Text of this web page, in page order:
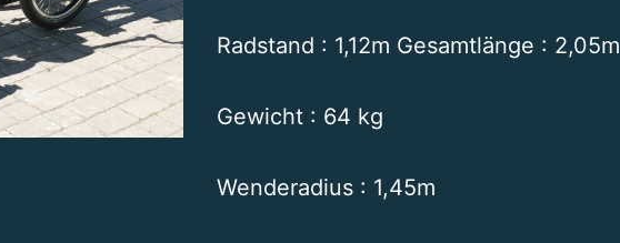
Radstand : 1,12m Gesamtlänge : 2,05m
Gewicht : 64 kg
Wenderadius : 1,45m